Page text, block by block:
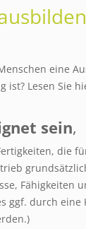
eine
Lesen Sie
sein,
die
Fähigkeiten
ggf. durch eine